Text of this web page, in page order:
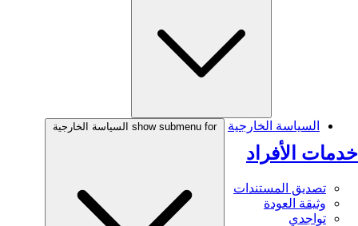
خدمات الأفراد
تصديق المستندات
وثيقة العودة
تواجدي
السياسة الخارجية show submenu for السياسة الخارجية